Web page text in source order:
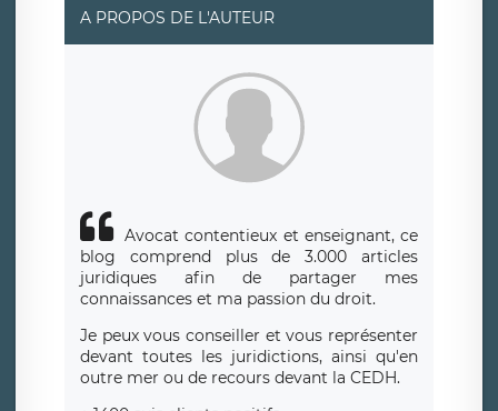
A PROPOS DE L'AUTEUR
Avocat contentieux et enseignant, ce
blog comprend plus de 3.000 articles
juridiques afin de partager mes
connaissances et ma passion du droit.
Je peux vous conseiller et vous représenter
devant toutes les juridictions, ainsi qu'en
outre mer ou de recours devant la CEDH.